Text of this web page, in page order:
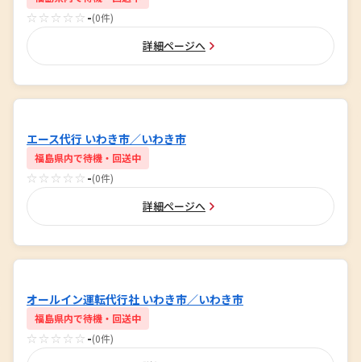
☆☆☆☆☆ -(0件)
詳細ページへ
エース代行 いわき市／いわき市
福島県内で待機・回送中
☆☆☆☆☆ -(0件)
詳細ページへ
オールイン運転代行社 いわき市／いわき市
福島県内で待機・回送中
☆☆☆☆☆ -(0件)